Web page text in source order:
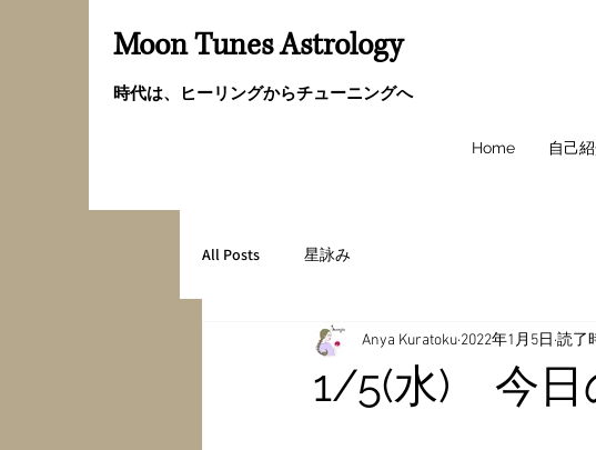
Moon Tunes Astrology
時代は、ヒーリングからチューニングへ
Home 自己
All Posts 星詠み
1/5(水) 今日
Anya Kuratoku 2022年1月5日 読了